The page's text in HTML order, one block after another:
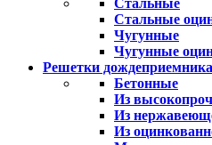
Стальные
Чугунные
Чугунные
Решетки дождеприемника
Бетонные
Из
Из
Из